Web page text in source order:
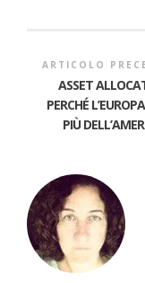
ARTICOLO
ASSET
PERCHÉ
PIÙ